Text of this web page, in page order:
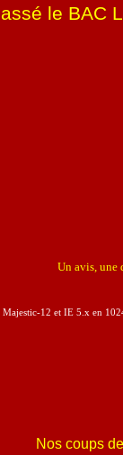
Nos coups
Un avis, une
12 et IE 5.x en
le BAC